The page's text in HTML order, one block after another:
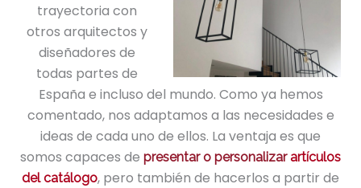
trayectoria con
otros arquitectos y
diseñadores de
todas partes de
España e incluso del mundo. Como ya hemos
comentado, nos adaptamos a las necesidades e
ideas de cada uno de ellos. La ventaja es que
somos capaces de presentar o personalizarartículos
del catálogo, pero también de hacerlos a partir de